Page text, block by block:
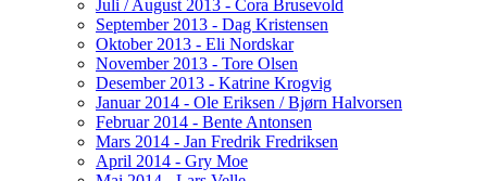
Juli / August 2013 - Cora Brusevold
September 2013 - Dag Kristensen
Oktober 2013 - Eli Nordskar
November 2013 - Tore Olsen
Desember 2013 - Katrine Krogvig
Januar 2014 - Ole Eriksen / Bjørn Halvorsen
Februar 2014 - Bente Antonsen
Mars 2014 - Jan Fredrik Fredriksen
April 2014 - Gry Moe